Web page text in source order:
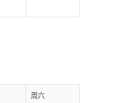
周六